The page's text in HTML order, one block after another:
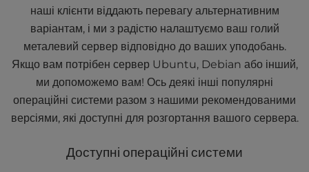
наші клієнти віддають перевагу альтернативним
варіантам, і ми з радістю налаштуємо ваш голий
металевий сервер відповідно до ваших уподобань.
Якщо вам потрібен сервер Ubuntu, Debian або інший,
ми допоможемо вам! Ось деякі інші популярні
операційні системи разом з нашими рекомендованими
версіями, які доступні для розгортання вашого сервера.
Доступні операційні системи